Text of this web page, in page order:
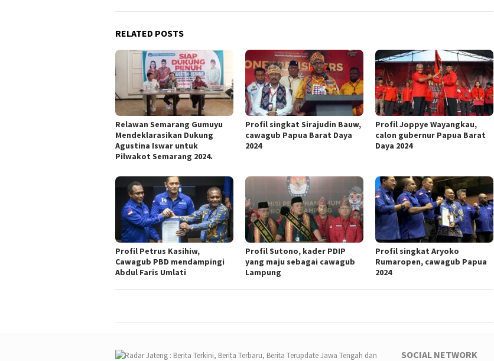
RELATED POSTS
Relawan Semarang Gumuyu
Mendeklarasikan Dukung
Agustina Iswar untuk
Pilwakot Semarang 2024.
Profil singkat Sirajudin Bauw,
cawagub Papua Barat Daya
2024
Profil Joppye Wayangkau,
calon gubernur Papua Barat
Daya 2024
Profil Petrus Kasihiw,
Cawagub PBD mendampingi
Abdul Faris Umlati
Profil Sutono, kader PDIP
yang maju sebagai cawagub
Lampung
Profil singkat Aryoko
Rumaropen, cawagub Papua
2024
SOCIAL NETWORK